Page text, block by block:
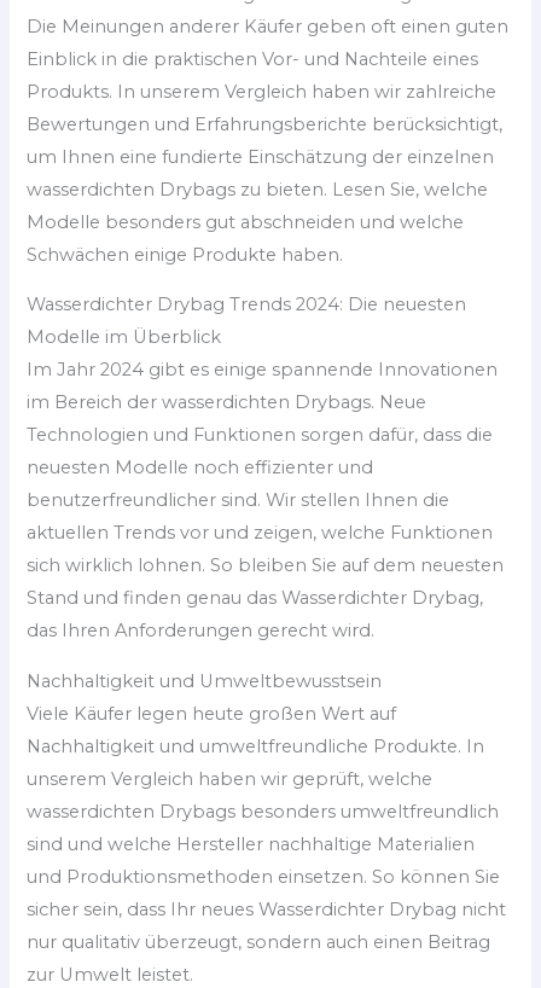
Die Meinungen anderer Käufer geben oft einen guten
Einblick in die praktischen Vor- und Nachteile eines
Produkts. In unserem Vergleich haben wir zahlreiche
Bewertungen und Erfahrungsberichte berücksichtigt,
um Ihnen eine fundierte Einschätzung der einzelnen
wasserdichten Drybags zu bieten. Lesen Sie, welche
Modelle besonders gut abschneiden und welche
Schwächen einige Produkte haben.
Wasserdichter Drybag Trends 2024: Die neuesten
Modelle im Überblick
Im Jahr 2024 gibt es einige spannende Innovationen
im Bereich der wasserdichten Drybags. Neue
Technologien und Funktionen sorgen dafür, dass die
neuesten Modelle noch effizienter und
benutzerfreundlicher sind. Wir stellen Ihnen die
aktuellen Trends vor und zeigen, welche Funktionen
sich wirklich lohnen. So bleiben Sie auf dem neuesten
Stand und finden genau das Wasserdichter Drybag,
das Ihren Anforderungen gerecht wird.
Nachhaltigkeit und Umweltbewusstsein
Viele Käufer legen heute großen Wert auf
Nachhaltigkeit und umweltfreundliche Produkte. In
unserem Vergleich haben wir geprüft, welche
wasserdichten Drybags besonders umweltfreundlich
sind und welche Hersteller nachhaltige Materialien
und Produktionsmethoden einsetzen. So können Sie
sicher sein, dass Ihr neues Wasserdichter Drybag nicht
nur qualitativ überzeugt, sondern auch einen Beitrag
zur Umwelt leistet.